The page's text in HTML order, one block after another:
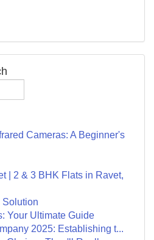
Cameras: A Beginner's
| 2 & 3 BHK Flats in Ravet,
Solution
Your Ultimate Guide
2025: Establishing t...